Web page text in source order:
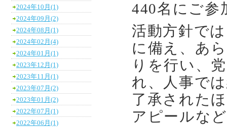
440名にご参
活動方針で
に備え、あ
りを行い、
れ、人事で
了承された
アピールな
2024年10月(1)
2024年09月(2)
2024年08月(1)
2024年02月(4)
2024年01月(1)
2023年12月(1)
2023年11月(1)
2023年07月(2)
2023年01月(2)
2022年07月(1)
2022年06月(1)